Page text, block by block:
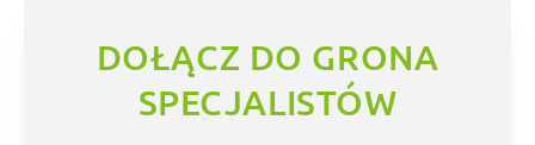
DOŁĄCZ DO GRONA
SPECJALISTÓW